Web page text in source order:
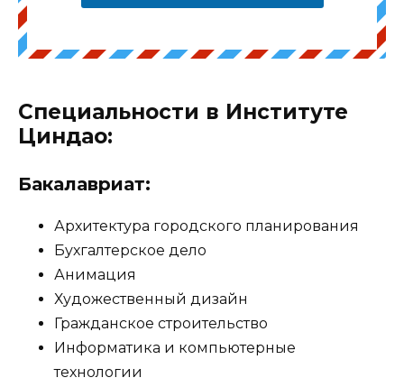
Специальности в Институте
Циндао:
Бакалавриат:
Архитектура городского планирования
Бухгалтерское дело
Анимация
Художественный дизайн
Гражданское строительство
Информатика и компьютерные
технологии